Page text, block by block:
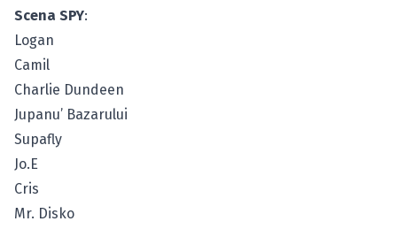
Scena SPY:
Logan
Camil
Charlie Dundeen
Jupanu’ Bazarului
Supafly
Jo.E
Cris
Mr. Disko